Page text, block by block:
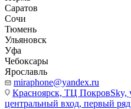
Саратов
Сочи
Тюмень
Ульяновск
Уфа
Чебоксары
Ярославль
miraphone@yandex.ru
Красноярск, ТЦ ПокровSky,
центральный вход, первый